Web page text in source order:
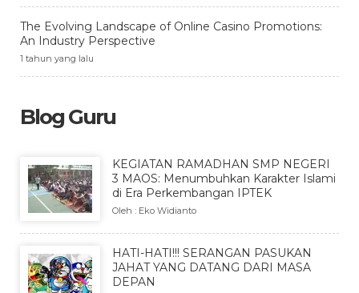
The Evolving Landscape of Online Casino Promotions:
An Industry Perspective
1 tahun yang lalu
Blog Guru
KEGIATAN RAMADHAN SMP NEGERI
3 MAOS: Menumbuhkan Karakter Islami
di Era Perkembangan IPTEK
Oleh : Eko Widianto
HATI-HATI!!! SERANGAN PASUKAN
JAHAT YANG DATANG DARI MASA
DEPAN